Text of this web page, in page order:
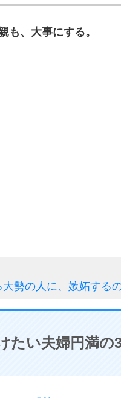
も、大事にする。
勢の人に、嫉妬する
たい夫婦円満の